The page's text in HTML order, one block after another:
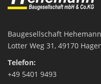
Baugesellschaft
Lotter Weg 31, 49170
Telefon:
+49 5401 9493